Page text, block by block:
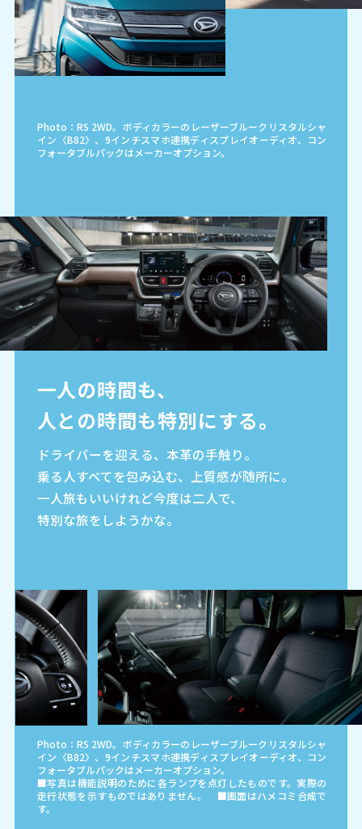
Photo：RS 2WD。ボディカラーのレーザーブルークリスタルシャ
イン〈B82〉、9インチスマホ連携ディスプレイオーディオ、コン
フォータブルパックはメーカーオプション。
一人の時間も、
人との時間も特別にする。
ドライバーを迎える、本革の手触り。
乗る人すべてを包み込む、上質感が随所に。
一人旅もいいけれど今度は二人で、
特別な旅をしようかな。
Photo：RS 2WD。ボディカラーのレーザーブルークリスタルシャ
イン〈B82〉、9インチスマホ連携ディスプレイオーディオ、コン
フォータブルパックはメーカーオプション。
■写真は機能説明のために各ランプを点灯したものです。実際の
走行状態を示すものではありません。 ■画面はハメコミ合成で
す。